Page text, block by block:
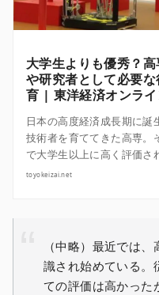
大学生よりも優秀？
や研究者として必要
育 | 東洋経済オンラ
日本の高度経済成長期に誕
技術者を育ててきた高専。
で大学生以上に高く評価
toyokeizai.net
（中略）最近では
識され始めている。
ての評価は高かった